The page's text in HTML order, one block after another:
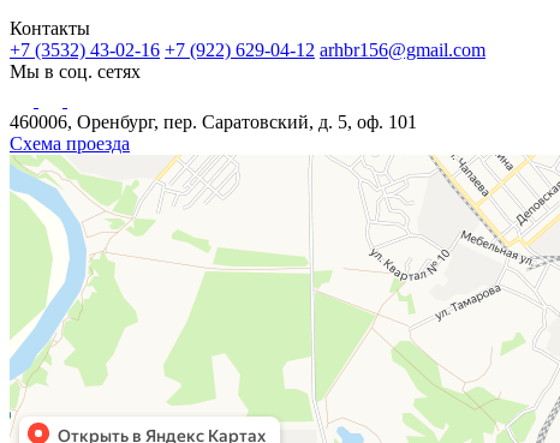
Контакты
+7 (3532) 43-02-16 +7 (922) 629-04-12 arhbr156@gmail.com
Мы в соц. сетях
460006, Оренбург, пер. Саратовский, д. 5, оф. 101
Схема проезда